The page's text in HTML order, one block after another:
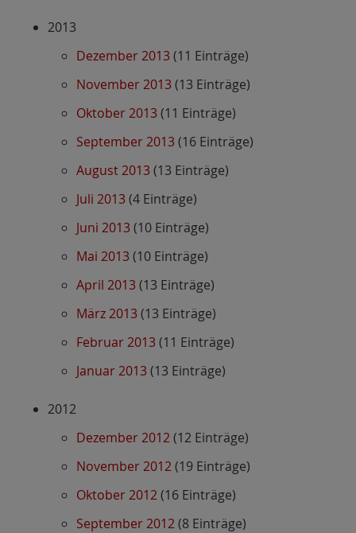
2013
Dezember 2013(11 Einträge)
November 2013(13 Einträge)
Oktober 2013(11 Einträge)
September 2013(16 Einträge)
August 2013(13 Einträge)
Juli 2013(4 Einträge)
Juni 2013(10 Einträge)
Mai 2013(10 Einträge)
April 2013(13 Einträge)
März 2013(13 Einträge)
Februar 2013(11 Einträge)
Januar 2013(13 Einträge)
2012
Dezember 2012(12 Einträge)
November 2012(19 Einträge)
Oktober 2012(16 Einträge)
September 2012(8 Einträge)